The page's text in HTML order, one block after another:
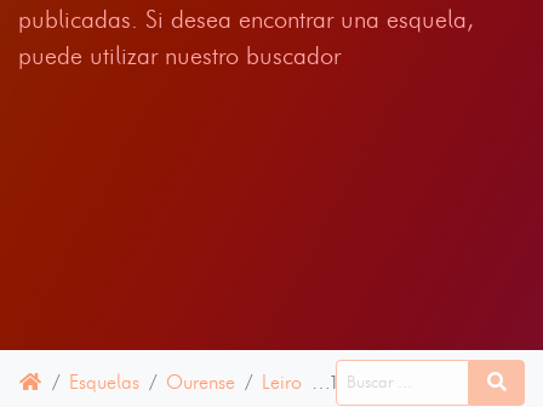
publicadas. Si desea encontrar una esquela,
puede utilizar nuestro buscador
Esquelas Ourense Leiro 16 ABRIL 2025